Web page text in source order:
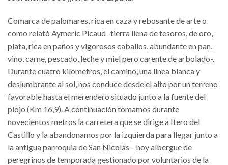
Comarca de palomares, rica en caza y rebosante de arte o
como relató Aymeric Picaud -tierra llena de tesoros, de oro,
plata, rica en paños y vigorosos caballos, abundante en pan,
vino, carne, pescado, leche y miel pero carente de arbolado-.
Durante cuatro kilómetros, el camino, una línea blanca y
deslumbrante al sol, nos conduce desde el alto por un terreno
favorable hasta el merendero situado junto a la fuente del
piojo (Km 16,9). A continuación tomamos durante
novecientos metros la carretera que se dirige a Itero del
Castillo y la abandonamos por la izquierda para llegar junto a
la antigua parroquia de San Nicolás – hoy albergue de
peregrinos de temporada gestionado por voluntarios de la